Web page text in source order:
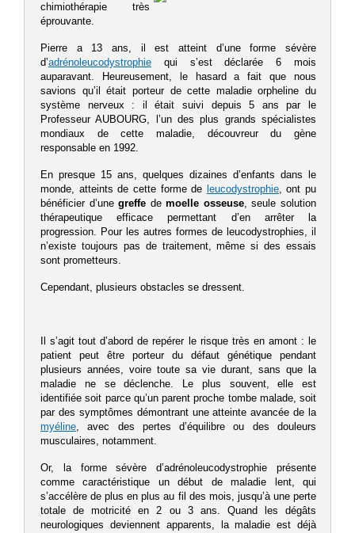
chimiothérapie très
éprouvante.
Pierre a 13 ans, il est atteint d’une forme sévère
d’adrénoleucodystrophie qui s’est déclarée 6 mois
auparavant. Heureusement, le hasard a fait que nous
savions qu’il était porteur de cette maladie orpheline du
système nerveux : il était suivi depuis 5 ans par le
Professeur AUBOURG, l’un des plus grands spécialistes
mondiaux de cette maladie, découvreur du gène
responsable en 1992.
En presque 15 ans, quelques dizaines d’enfants dans le
monde, atteints de cette forme de
leucodystrophie, ont pu
bénéficier d’unegreffe demoelle osseuse, seule solution
thérapeutique efficace permettant d’en arrêter la
progression. Pour les autres formes de leucodystrophies, il
n’existe toujours pas de traitement, même si des essais
sont prometteurs.
Cependant, plusieurs obstacles se dressent.
Il s’agit tout d’abord de repérer le risque très en amont : le
patient peut être porteur du défaut génétique pendant
plusieurs années, voire toute sa vie durant, sans que la
maladie ne se déclenche. Le plus souvent, elle est
identifiée soit parce qu’un parent proche tombe malade, soit
par des symptômes démontrant une atteinte avancée de la
myéline, avec des pertes d’équilibre ou des douleurs
musculaires, notamment.
Or, la forme sévère d’adrénoleucodystrophie présente
comme caractéristique un début de maladie lent, qui
s’accélère de plus en plus au fil des mois, jusqu’à une perte
totale de motricité en 2 ou 3 ans. Quand les dégâts
neurologiques deviennent apparents, la maladie est déjà